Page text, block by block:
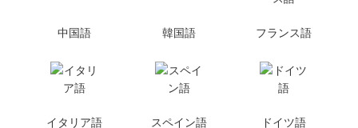
中国語 韓国語 フランス語
イタリア語 スペイン語 ドイツ語